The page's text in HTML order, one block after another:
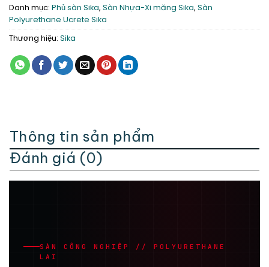
Danh mục: Phủ sàn Sika, Sàn Nhựa-Xi măng Sika, Sàn
Polyurethane Ucrete Sika
Thương hiệu: Sika
Thông tin sản phẩm
Đánh giá (0)
SÀN CÔNG NGHIỆP // POLYURETHANE
LAI